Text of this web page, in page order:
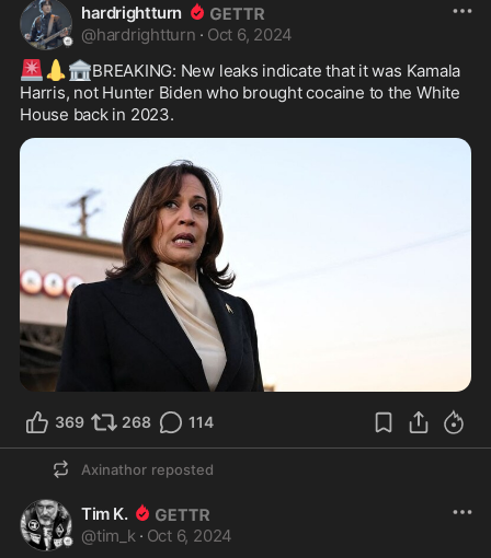
hardrightturn
@hardrightturn · Oct 6, 2024
🚨 👃🏦BREAKING: New leaks indicate that it was Kamala
Harris, not Hunter Biden who brought cocaine to the White
House back in 2023.
369 268 114
Axinathor reposted
Tim K.
@tim_k · Oct 6, 2024